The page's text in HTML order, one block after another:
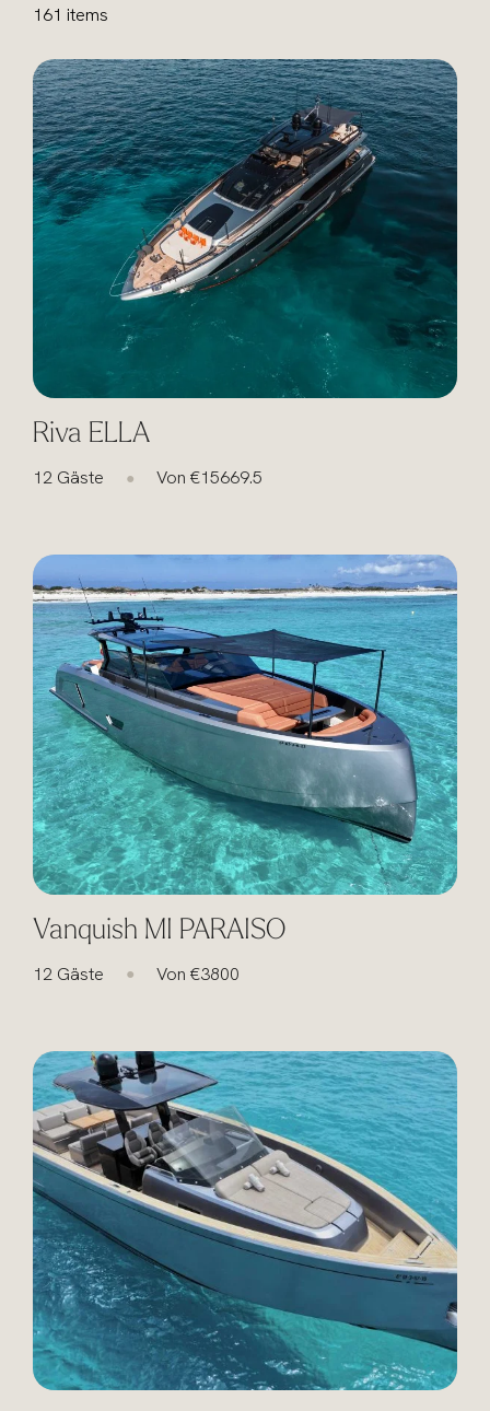
161 items
Riva ELLA
12 Gäste ● Von €15669.5
Vanquish MI PARAISO
12 Gäste ● Von €3800